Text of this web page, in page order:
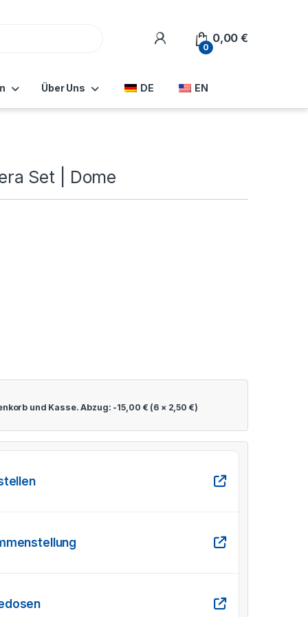
0
0,00€
Über Uns DE EN
Set | Dome
und Kasse. Abzug: -15,00 € (6 × 2,50 €)